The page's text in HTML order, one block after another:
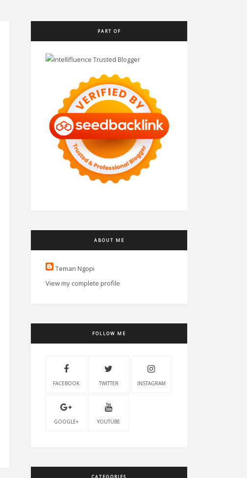
PART OF
ABOUT ME
Teman Ngopi
View my complete profile
FOLLOW ME
FACEBOOK TWITTER INSTAGRAM
GOOGLE+ YOUTUBE